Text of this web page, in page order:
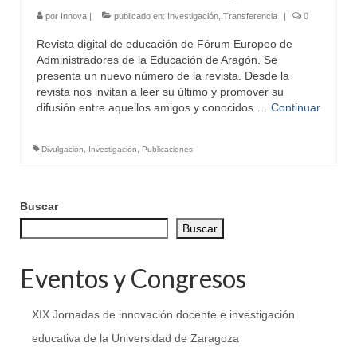
por Innova | publicado en: Investigación Transferencia | 0
Revista digital de educación de Fórum Europeo de
Administradores de la Educación de Aragón. Se
presenta un nuevo número de la revista. Desde la
revista nos invitan a leer su último y promover su
difusión entre aquellos amigos y conocidos … Continuar
Divulgación Investigación Publicaciones
Buscar
Buscar
Eventos y Congresos
XIX Jornadas de innovación docente e investigación
educativa de la Universidad de Zaragoza